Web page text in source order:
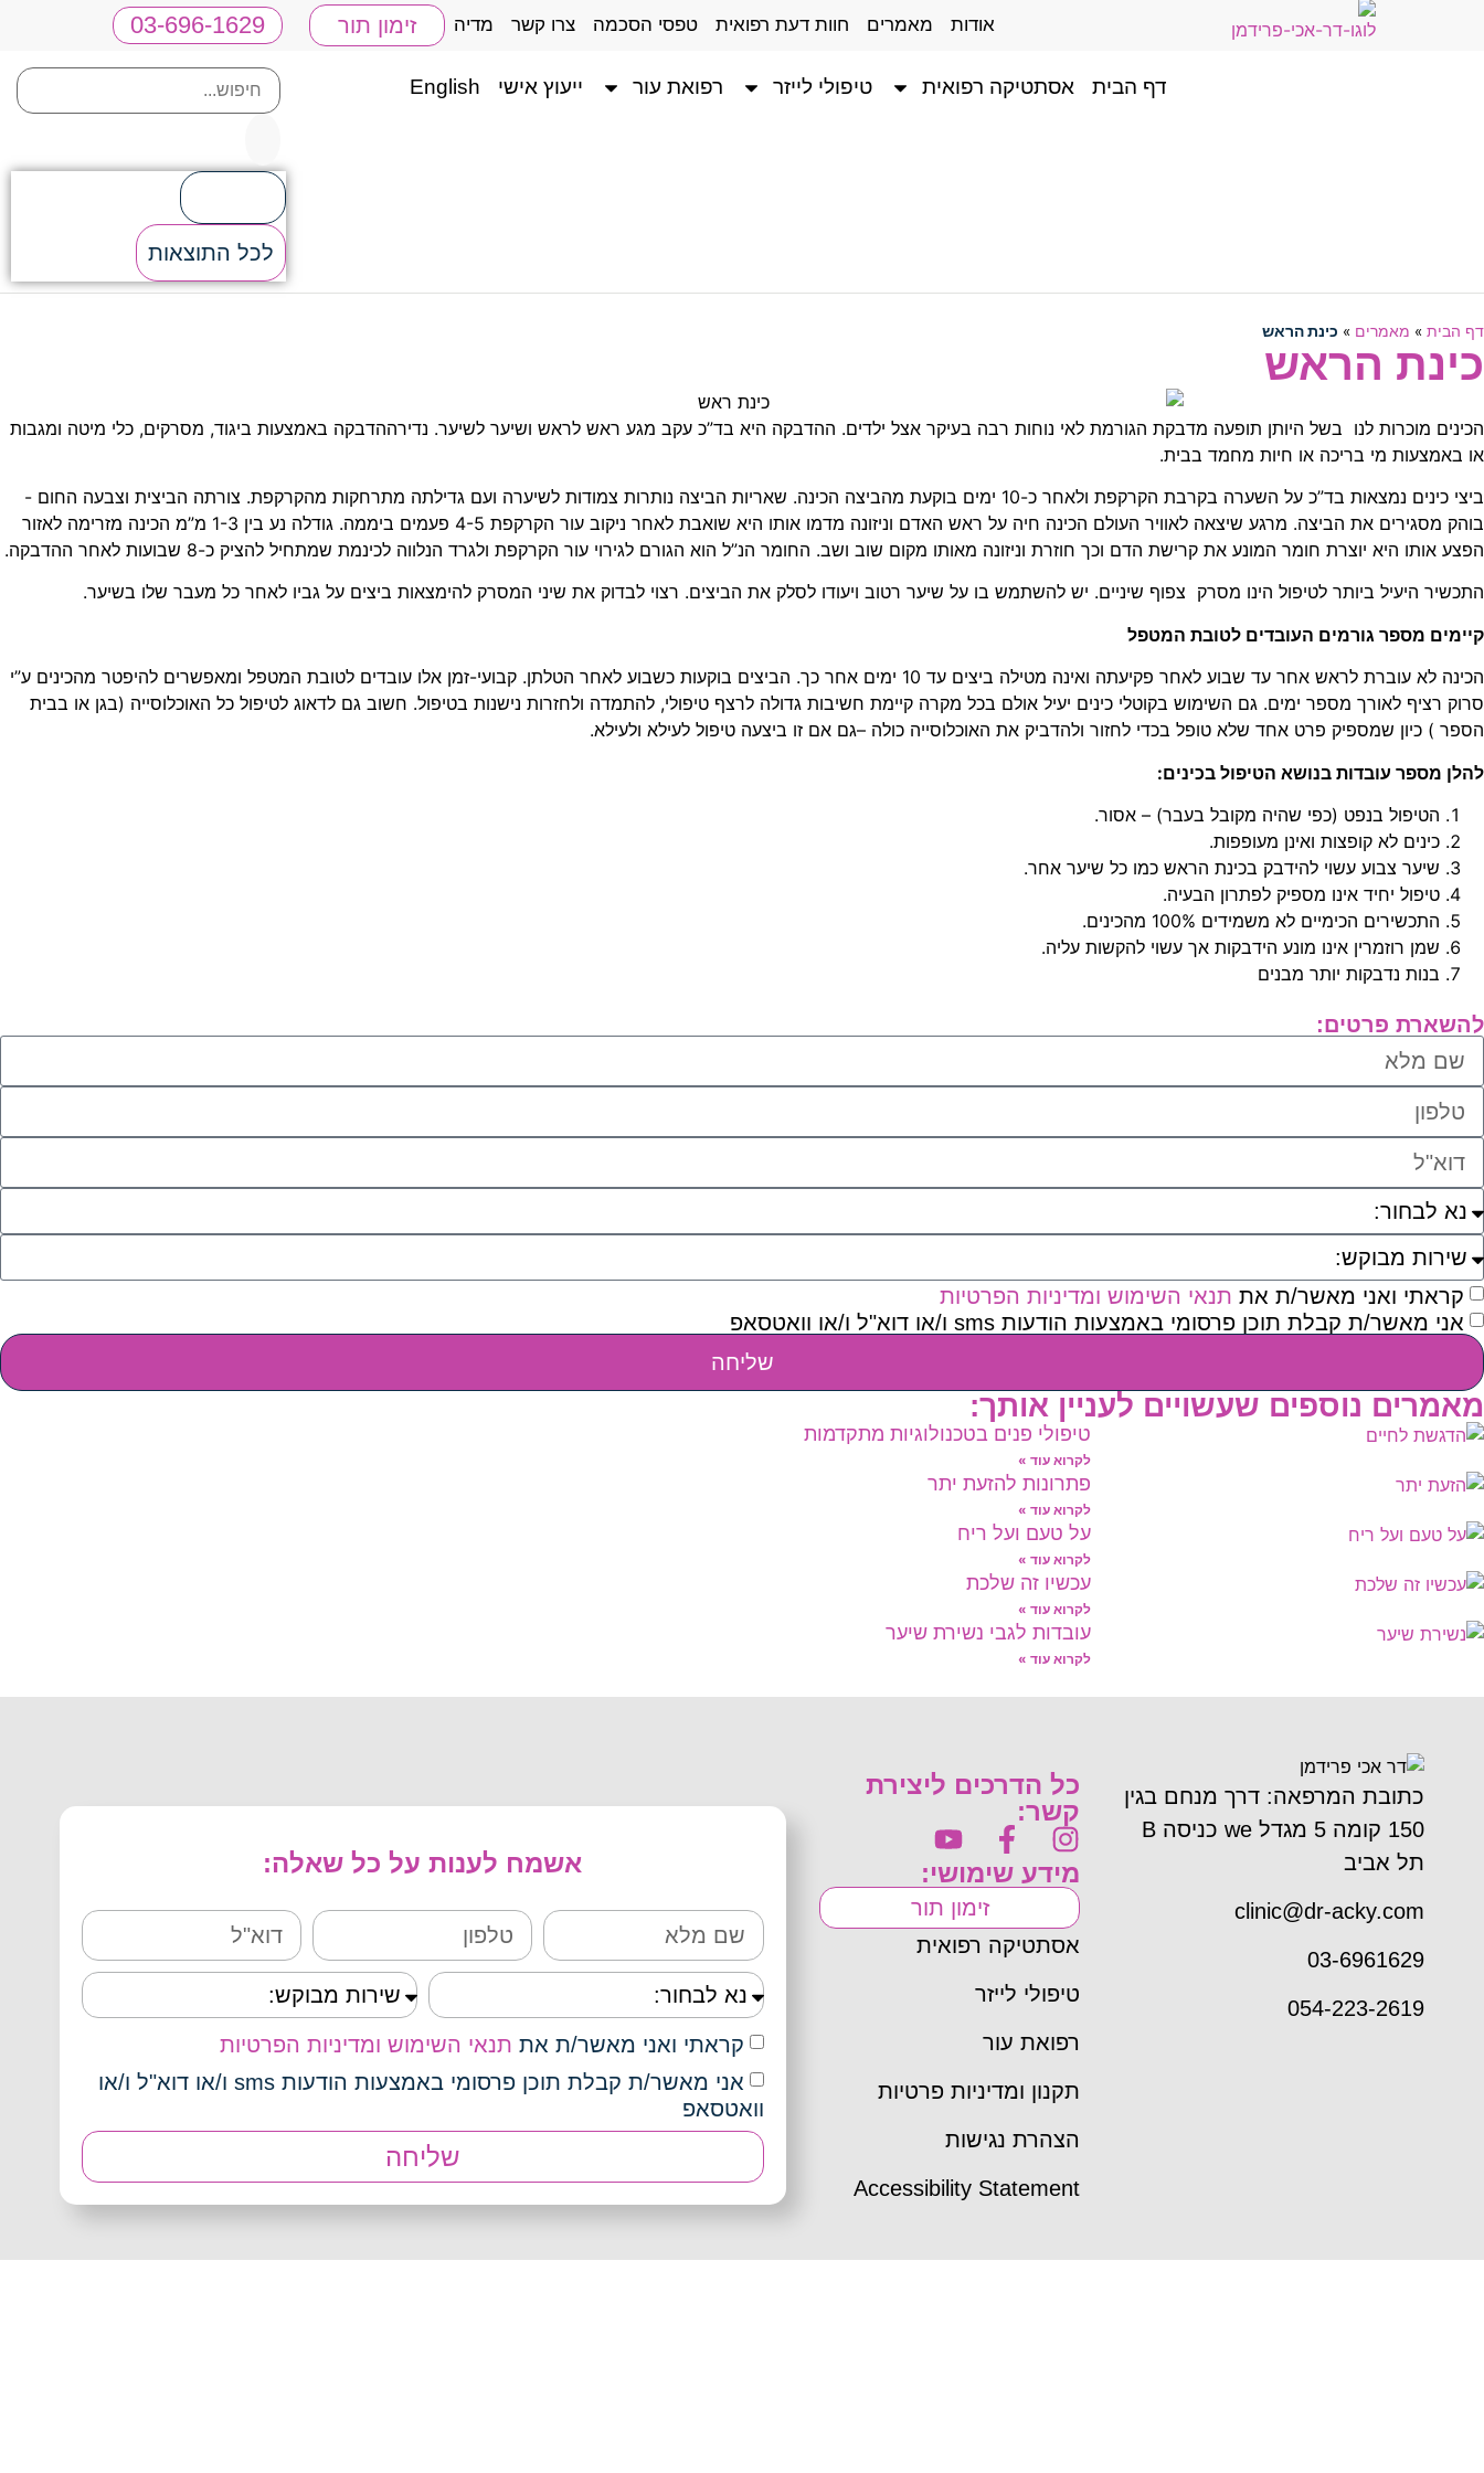
אודות מאמרים חוות דעת רפואית טפסי הסכמה צרו קשר מדיה זימון תור 03-696-1629
דף הבית אסתטיקה רפואית טיפולי לייזר רפואת עור ייעוץ אישי English
לכל התוצאות
דף הבית » מאמרים » כינת הראש
כינת הראש
הכינים מוכרות לנו בשל היותן תופעה מדבקת הגורמת לאי נוחות רבה בעיקר אצל ילדים. ההדבקה היא בד”כ עקב מגע ראש לראש ושיער לשיער. נדירההדבקה באמצעות ביגוד, מסרקים, כלי מיטה ומגבות
או באמצעות מי בריכה או חיות מחמד בבית.
ביצי כינים נמצאות בד”כ על השערה בקרבת הקרקפת ולאחר כ-10 ימים בוקעת מהביצה הכינה. שאריות הביצה נותרות צמודות לשיערה ועם גדילתה מתרחקות מהקרקפת. צורתה הביצית וצבעה החום -
בוהק מסגירים את הביצה. מרגע שיצאה לאוויר העולם הכינה חיה על ראש האדם וניזונה מדמו אותו היא שואבת לאחר ניקוב עור הקרקפת 4-5 פעמים ביממה. גודלה נע בין 1-3 מ”מ הכינה מזרימה לאזור
הפצע אותו היא יוצרת חומר המונע את קרישת הדם וכך חוזרת וניזונה מאותו מקום שוב ושב. החומר הנ”ל הוא הגורם לגירוי עור הקרקפת ולגרד הנלווה לכינמת שמתחיל להציק כ-8 שבועות לאחר ההדבקה.
התכשיר היעיל ביותר לטיפול הינו מסרק צפוף שיניים. יש להשתמש בו על שיער רטוב ויעודו לסלק את הביצים. רצוי לבדוק את שיני המסרק להימצאות ביצים על גביו לאחר כל מעבר שלו בשיער.
קיימים מספר גורמים העובדים לטובת המטפל
הכינה לא עוברת לראש אחר עד שבוע לאחר פקיעתה ואינה מטילה ביצים עד 10 ימים אחר כך. הביצים בוקעות כשבוע לאחר הטלתן. קבועי-זמן אלו עובדים לטובת המטפל ומאפשרים להיפטר מהכינים ע”י
סרוק רציף לאורך מספר ימים. גם השימוש בקוטלי כינים יעיל אולם בכל מקרה קיימת חשיבות גדולה לרצף טיפולי, להתמדה ולחזרות נישנות בטיפול. חשוב גם לדאוג לטיפול כל האוכלוסייה (בגן או בבית
הספר ) כיון שמספיק פרט אחד שלא טופל בכדי לחזור ולהדביק את האוכלוסייה כולה –גם אם זו ביצעה טיפול לעילא ולעילא.
להלן מספר עובדות בנושא הטיפול בכינים:
הטיפול בנפט (כפי שהיה מקובל בעבר) – אסור.
כינים לא קופצות ואינן מעופפות.
שיער צבוע עשוי להידבק בכינת הראש כמו כל שיער אחר.
טיפול יחיד אינו מספיק לפתרון הבעיה.
התכשירים הכימיים לא משמידים 100% מהכינים.
שמן רוזמרין אינו מונע הידבקות אך עשוי להקשות עליה.
בנות נדבקות יותר מבנים
להשארת פרטים:
קראתי ואני מאשר/ת את תנאי השימוש ומדיניות הפרטיות
אני מאשר/ת קבלת תוכן פרסומי באמצעות הודעות sms ו/או דוא"ל ו/או וואטסאפ
שליחה
מאמרים נוספים שעשויים לעניין אותך:
טיפולי פנים בטכנולוגיות מתקדמות
לקרוא עוד »
פתרונות להזעת יתר
לקרוא עוד »
על טעם ועל ריח
לקרוא עוד »
עכשיו זה שלכת
לקרוא עוד »
עובדות לגבי נשירת שיער
לקרוא עוד »
כתובת המרפאה: דרך מנחם בגין
150 קומה 5 מגדל we כניסה B
תל אביב
clinic@dr-acky.com
03-6961629
054-223-2619
כל הדרכים ליצירת
קשר:
מידע שימושי:
זימון תור
אסתטיקה רפואית
טיפולי לייזר
רפואת עור
תקנון ומדיניות פרטיות
הצהרת נגישות
Accessibility Statement
אשמח לענות על כל שאלה:
קראתי ואני מאשר/ת את תנאי השימוש ומדיניות הפרטיות
אני מאשר/ת קבלת תוכן פרסומי באמצעות הודעות sms ו/או דוא"ל ו/או
וואטסאפ
שליחה